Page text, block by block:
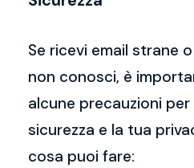
Se ricevi email strane
non conosci, è
alcune precauzioni
sicurezza e la tua
cosa puoi fare: